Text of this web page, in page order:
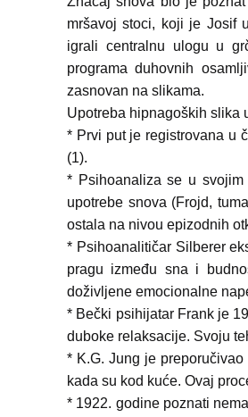
mršavoj stoci, koji je Josif
igrali centralnu ulogu u
programa duhovnih
zasnovan na slikama.
Upotreba hipnagoških slika
* Prvi put je registrovana u
(1).
* Psihoanaliza se u svojim
upotrebe snova (Frojd,
ostala na nivou epizodnih
* Psihoanalitičar Silberer
pragu između sna i
doživljene emocionalne
* Bečki psihijatar Frank je
duboke relaksacije. Svoju
* K.G. Jung je
kada su kod kuće. Ovaj
* 1922. godine poznati